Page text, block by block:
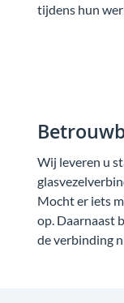
tijdens hun
Wij leveren u
Mocht er iets
op. Daarnaast
de verbinding